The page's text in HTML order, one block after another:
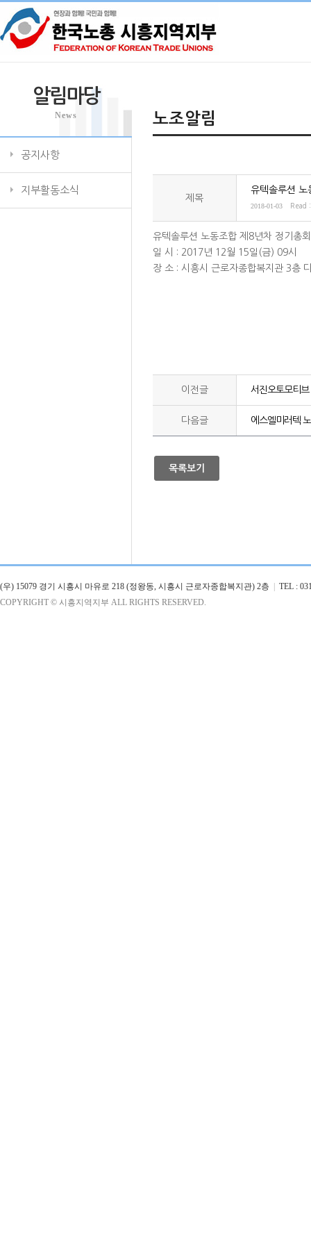
알림마당
News
공지사항
지부활동소식
노조알림
제목
유텍솔루션 노
2018-01-03 Read
유텍솔루션 노동조합 제8년차 정기총
일 시 : 2017년 12월 15일(금) 09시
장 소 : 시흥시 근로자종합복지관 3층
이전글 서진오토모티
다음글 에스엘미러텍
목록보기
(우) 15079 경기 시흥시 마유로 218 (정왕동, 시흥시 근로자종합복지관) 2층
TEL :
COPYRIGHT © 시흥지역지부 ALL RIGHTS RESERVED.